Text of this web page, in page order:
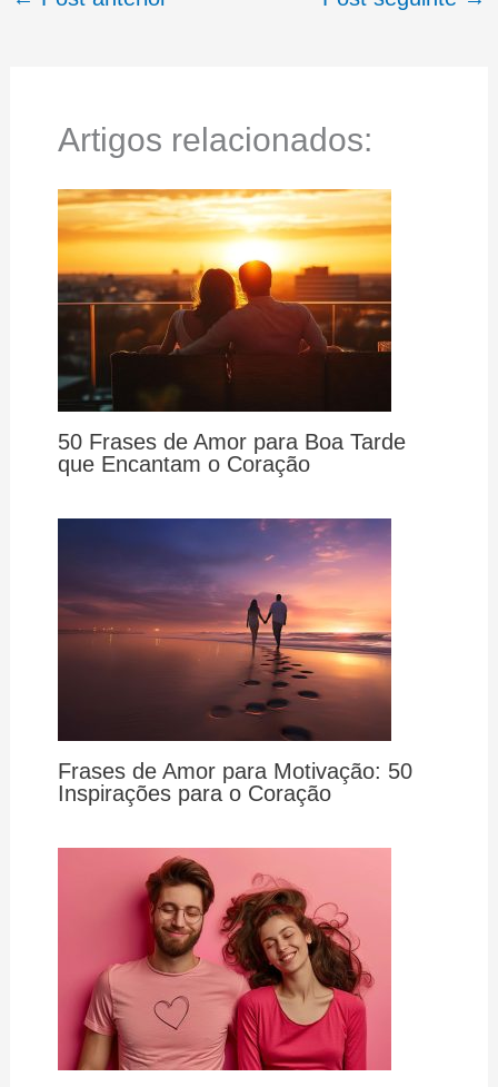
Artigos relacionados:
50 Frases de Amor para Boa Tarde
que Encantam o Coração
Frases de Amor para Motivação: 50
Inspirações para o Coração